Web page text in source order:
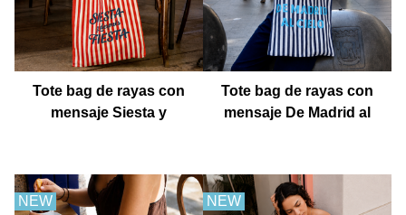
Tote bag de rayas con
mensaje Siesta y
Tote bag de rayas con
mensaje De Madrid al
NEW NEW